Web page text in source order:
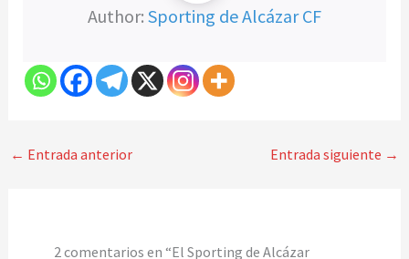
Author: Sporting de Alcázar CF
← Entrada anterior Entrada siguiente →
2 comentarios en “El Sporting de Alcázar